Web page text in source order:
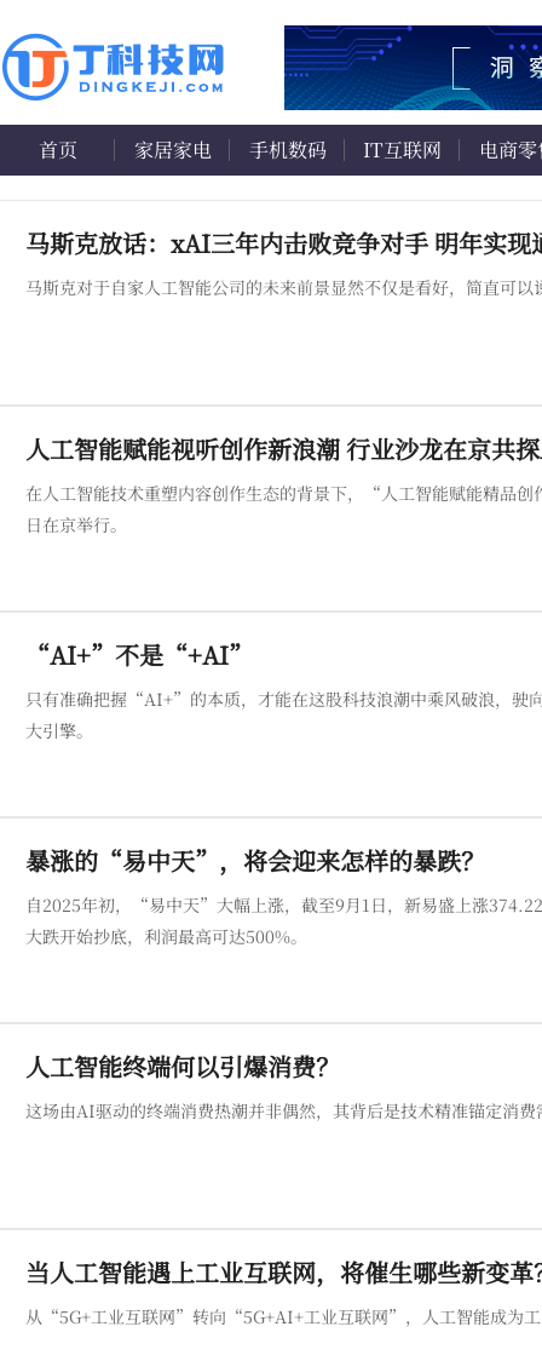
首页 家居家电 手机数码 IT互联网 电商
马斯克放话：xAI三年内击败竞争对手 明年实现
马斯克对于自家人工智能公司的未来前景显然不仅是看好，简直可以
人工智能赋能视听创作新浪潮 行业沙龙在京共
在人工智能技术重塑内容创作生态的背景下，“人工智能赋能精品
日在京举行。
“AI+”不是“+AI”
只有准确把握“AI+”的本质，才能在这股科技浪潮中乘风破浪，驶
大引擎。
暴涨的“易中天”，将会迎来怎样的暴跌？
自2025年初，“易中天”大幅上涨，截至9月1日，新易盛上涨
大跌开始抄底，利润最高可达500%。
人工智能终端何以引爆消费？
这场由AI驱动的终端消费热潮并非偶然，其背后是技术精准锚定消
当人工智能遇上工业互联网，将催生哪些新变革
从“5G+工业互联网”转向“5G+AI+工业互联网”，人工智能成为工